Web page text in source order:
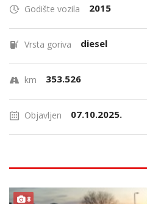
Godište vozila 2015
Vrsta goriva diesel
km 353.526
Objavljen 07.10.2025.
8